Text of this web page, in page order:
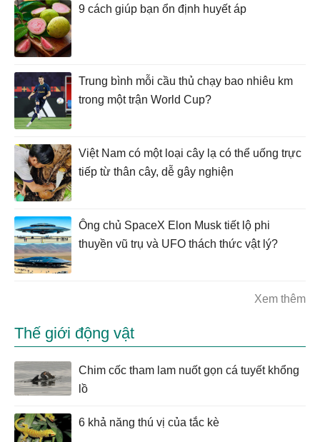
9 cách giúp bạn ổn định huyết áp
Trung bình mỗi cầu thủ chạy bao nhiêu km
trong một trận World Cup?
Việt Nam có một loại cây lạ có thể uống trực
tiếp từ thân cây, dễ gây nghiện
Ông chủ SpaceX Elon Musk tiết lộ phi
thuyền vũ trụ và UFO thách thức vật lý?
Xem thêm
Thế giới động vật
Chim cốc tham lam nuốt gọn cá tuyết khổng
lồ
6 khả năng thú vị của tắc kè